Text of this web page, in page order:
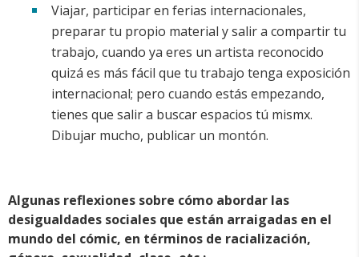
Viajar, participar en ferias internacionales,
preparar tu propio material y salir a compartir tu
trabajo, cuando ya eres un artista reconocido
quizá es más fácil que tu trabajo tenga exposición
internacional; pero cuando estás empezando,
tienes que salir a buscar espacios tú mismx.
Dibujar mucho, publicar un montón.
Algunas reflexiones sobre cómo abordar las
desigualdades sociales que están arraigadas en el
mundo del cómic, en términos de racialización,